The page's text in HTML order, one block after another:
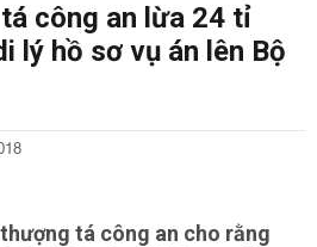
công an lừa 24 tỉ
lý hồ sơ vụ án lên Bộ
tá công an cho rằng